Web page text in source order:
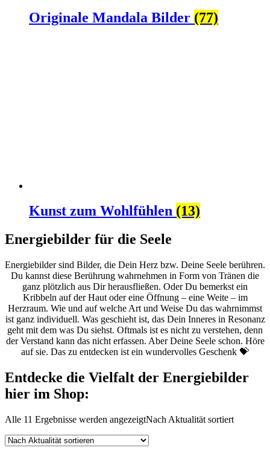
Originale Mandala Bilder (77)
Kunst zum Wohlfühlen (13)
Energiebilder für die Seele
Energiebilder sind Bilder, die Dein Herz bzw. Deine Seele berühren.
Du kannst diese Berührung wahrnehmen in Form von Tränen die
ganz plötzlich aus Dir herausfließen. Oder Du bemerkst ein
Kribbeln auf der Haut oder eine Öffnung – eine Weite – im
Herzraum. Wie und auf welche Art und Weise Du das wahrnimmst
ist ganz individuell. Was geschieht ist, das Dein Inneres in Resonanz
geht mit dem was Du siehst. Oftmals ist es nicht zu verstehen, denn
der Verstand kann das nicht erfassen. Aber Deine Seele schon. Höre
auf sie. Das zu entdecken ist ein wundervolles Geschenk 💝
Entdecke die Vielfalt der Energiebilder
hier im Shop:
Alle 11 Ergebnisse werden angezeigtNach Aktualität sortiert